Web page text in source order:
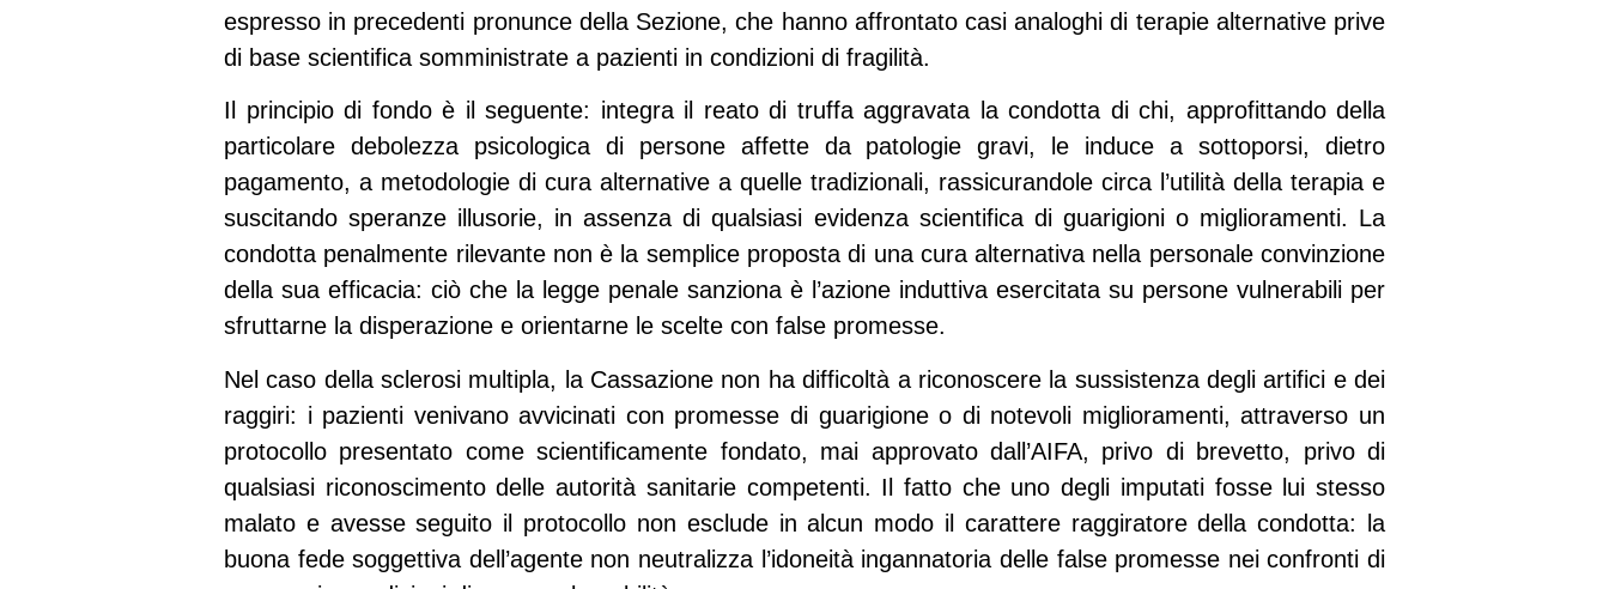
espresso in precedenti pronunce della Sezione, che hanno affrontato casi analoghi di terapie alternative prive
di base scientifica somministrate a pazienti in condizioni di fragilità.
Il principio di fondo è il seguente: integra il reato di truffa aggravata la condotta di chi, approfittando della
particolare debolezza psicologica di persone affette da patologie gravi, le induce a sottoporsi, dietro
pagamento, a metodologie di cura alternative a quelle tradizionali, rassicurandole circa l’utilità della terapia e
suscitando speranze illusorie, in assenza di qualsiasi evidenza scientifica di guarigioni o miglioramenti. La
condotta penalmente rilevante non è la semplice proposta di una cura alternativa nella personale convinzione
della sua efficacia: ciò che la legge penale sanziona è l’azione induttiva esercitata su persone vulnerabili per
sfruttarne la disperazione e orientarne le scelte con false promesse.
Nel caso della sclerosi multipla, la Cassazione non ha difficoltà a riconoscere la sussistenza degli artifici e dei
raggiri: i pazienti venivano avvicinati con promesse di guarigione o di notevoli miglioramenti, attraverso un
protocollo presentato come scientificamente fondato, mai approvato dall’AIFA, privo di brevetto, privo di
qualsiasi riconoscimento delle autorità sanitarie competenti. Il fatto che uno degli imputati fosse lui stesso
malato e avesse seguito il protocollo non esclude in alcun modo il carattere raggiratore della condotta: la
buona fede soggettiva dell’agente non neutralizza l’idoneità ingannatoria delle false promesse nei confronti di